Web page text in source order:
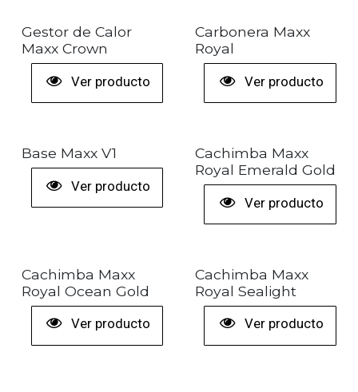
Gestor de Calor
Maxx Crown
Ver producto
Carbonera Maxx
Royal
Ver producto
Base Maxx V1
Ver producto
Cachimba Maxx
Royal Emerald Gold
Ver producto
Cachimba Maxx
Royal Ocean Gold
Ver producto
Cachimba Maxx
Royal Sealight
Ver producto